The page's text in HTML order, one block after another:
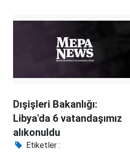
Dışişleri Bakanlığı:
Libya'da 6 vatandaşımız
alıkonuldu
Etiketler :